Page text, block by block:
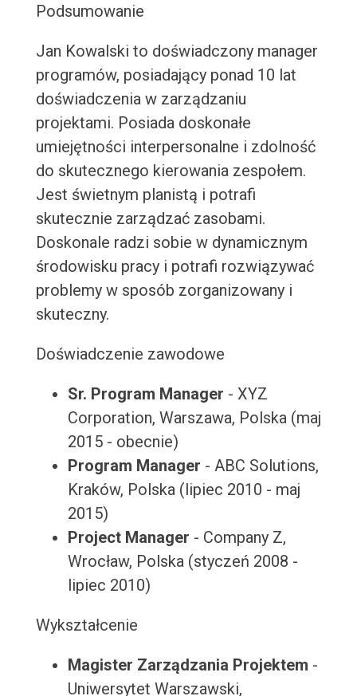
Podsumowanie
Jan Kowalski to doświadczony manager
programów, posiadający ponad 10 lat
doświadczenia w zarządzaniu
projektami. Posiada doskonałe
umiejętności interpersonalne i zdolność
do skutecznego kierowania zespołem.
Jest świetnym planistą i potrafi
skutecznie zarządzać zasobami.
Doskonale radzi sobie w dynamicznym
środowisku pracy i potrafi rozwiązywać
problemy w sposób zorganizowany i
skuteczny.
Doświadczenie zawodowe
Sr. Program Manager - XYZ
Corporation, Warszawa, Polska (maj
2015 - obecnie)
Program Manager - ABC Solutions,
Kraków, Polska (lipiec 2010 - maj
2015)
Project Manager - Company Z,
Wrocław, Polska (styczeń 2008 -
lipiec 2010)
Wykształcenie
Magister Zarządzania Projektem -
Uniwersytet Warszawski,